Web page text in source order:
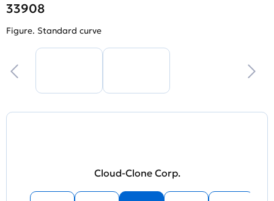
33908
Figure. Standard curve
Cloud-Clone Corp.